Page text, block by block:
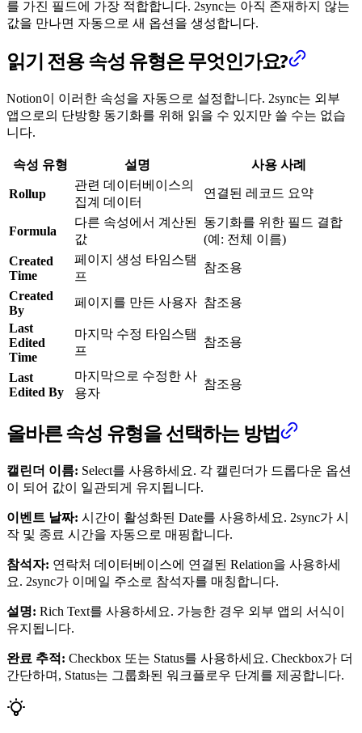
를 가진 필드에 가장 적합합니다. 2sync는 아직 존재하지 않는
값을 만나면 자동으로 새 옵션을 생성합니다.
읽기 전용 속성 유형은 무엇인가요?
Notion이 이러한 속성을 자동으로 설정합니다. 2sync는 외부
앱으로의 단방향 동기화를 위해 읽을 수 있지만 쓸 수는 없습
니다.
속성 유형 설명 사용 사례
Rollup
관련 데이터베이스의
집계 데이터
연결된 레코드 요약
Formula
다른 속성에서 계산된
값
동기화를 위한 필드 결합
(예: 전체 이름)
Created
Time
페이지 생성 타임스탬
프
참조용
Created
By
페이지를 만든 사용자 참조용
Last
Edited
Time
마지막 수정 타임스탬
프
참조용
Last
Edited By
마지막으로 수정한 사
용자
참조용
올바른 속성 유형을 선택하는 방법
캘린더 이름: Select를 사용하세요. 각 캘린더가 드롭다운 옵션
이 되어 값이 일관되게 유지됩니다.
이벤트 날짜: 시간이 활성화된 Date를 사용하세요. 2sync가 시
작 및 종료 시간을 자동으로 매핑합니다.
참석자: 연락처 데이터베이스에 연결된 Relation을 사용하세
요. 2sync가 이메일 주소로 참석자를 매칭합니다.
설명: Rich Text를 사용하세요. 가능한 경우 외부 앱의 서식이
유지됩니다.
완료 추적: Checkbox 또는 Status를 사용하세요. Checkbox가 더
간단하며, Status는 그룹화된 워크플로우 단계를 제공합니다.